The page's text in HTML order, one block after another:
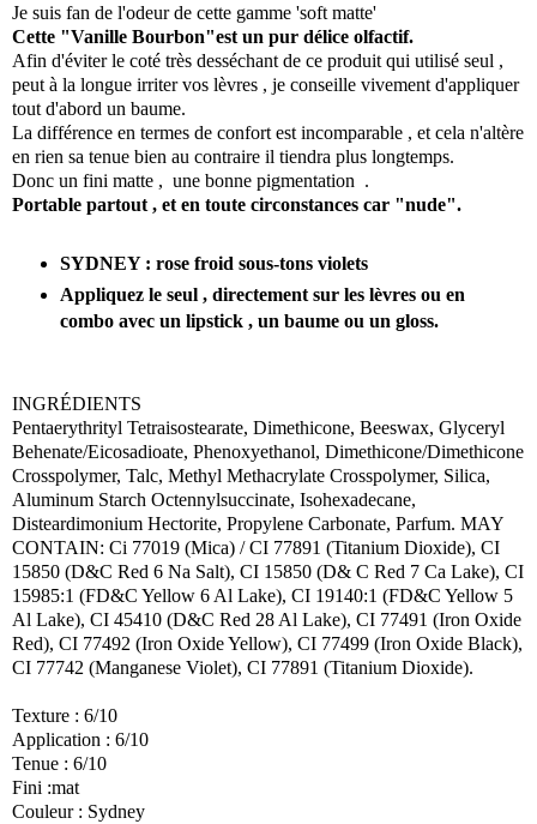
Je suis fan de l'odeur de cette gamme 'soft matte'
Cette "Vanille Bourbon"est un pur délice olfactif.
Afin d'éviter le coté très desséchant de ce produit qui utilisé seul ,
peut à la longue irriter vos lèvres , je conseille vivement d'appliquer
tout d'abord un baume.
La différence en termes de confort est incomparable , et cela n'altère
en rien sa tenue bien au contraire il tiendra plus longtemps.
Donc un fini matte , une bonne pigmentation .
Portable partout , et en toute circonstances car "nude".
SYDNEY : rose froid sous-tons violets
Appliquez le seul , directement sur les lèvres ou en
combo avec un lipstick , un baume ou un gloss.
INGRÉDIENTS
Pentaerythrityl Tetraisostearate, Dimethicone, Beeswax, Glyceryl
Behenate/Eicosadioate, Phenoxyethanol, Dimethicone/Dimethicone
Crosspolymer, Talc, Methyl Methacrylate Crosspolymer, Silica,
Aluminum Starch Octennylsuccinate, Isohexadecane,
Disteardimonium Hectorite, Propylene Carbonate, Parfum. MAY
CONTAIN: Ci 77019 (Mica) / CI 77891 (Titanium Dioxide), CI
15850 (D&C Red 6 Na Salt), CI 15850 (D& C Red 7 Ca Lake), CI
15985:1 (FD&C Yellow 6 Al Lake), CI 19140:1 (FD&C Yellow 5
Al Lake), CI 45410 (D&C Red 28 Al Lake), CI 77491 (Iron Oxide
Red), CI 77492 (Iron Oxide Yellow), CI 77499 (Iron Oxide Black),
CI 77742 (Manganese Violet), CI 77891 (Titanium Dioxide).
Texture : 6/10
Application : 6/10
Tenue : 6/10
Fini :mat
Couleur : Sydney